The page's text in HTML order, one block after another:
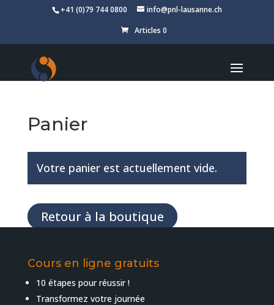
+41 (0)79 744 0800
info@pnl-lausanne.ch
Articles 0
Panier
Votre panier est actuellement vide.
Retour à la boutique
Cours en ligne gratuits
10 étapes pour réussir !
Transformez votre journée